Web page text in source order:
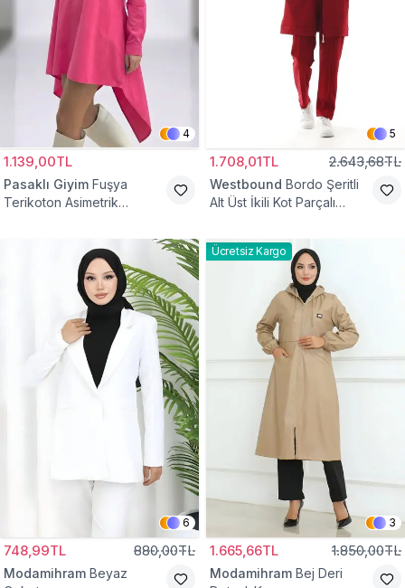
4
1.139,00TL
Pasaklı Giyim Fuşya
Terikoton Asimetrik
5
1.708,01TL 2.643,68TL
Westbound Bordo Şeritli
Alt Üst İkili Kot Parçalı
6
748,99TL 880,00TL
Modamihram Beyaz
Ücretsiz Kargo
3
1.665,66TL 1.850,00TL
Modamihram Bej Deri